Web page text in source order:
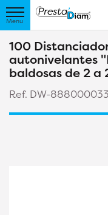
100
autonivelantes
baldosas de 2 a
Ref. DW-888000033